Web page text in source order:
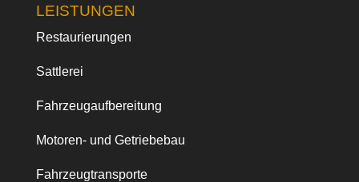
LEISTUNGEN
Restaurierungen
Sattlerei
Fahrzeugaufbereitung
Motoren- und Getriebebau
Fahrzeugtransporte